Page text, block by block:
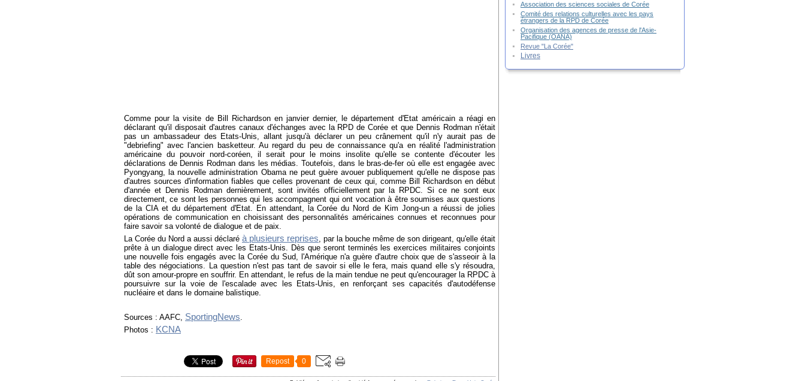
Comme pour la visite de Bill Richardson en janvier dernier, le département d'Etat américain a réagi en
déclarant qu'il disposait d'autres canaux d'échanges avec la RPD de Corée et que Dennis Rodman n'était
pas un ambassadeur des Etats-Unis, allant jusqu'à déclarer un peu crânement qu'il n'y aurait pas de
"debriefing" avec l'ancien basketteur. Au regard du peu de connaissance qu'a en réalité l'administration
américaine du pouvoir nord-coréen, il serait pour le moins insolite qu'elle se contente d'écouter les
déclarations de Dennis Rodman dans les médias. Toutefois, dans le bras-de-fer où elle est engagée avec
Pyongyang, la nouvelle administration Obama ne peut guère avouer publiquement qu'elle ne dispose pas
d'autres sources d'information fiables que celles provenant de ceux qui, comme Bill Richardson en début
d'année et Dennis Rodman dernièrement, sont invités officiellement par la RPDC. Si ce ne sont eux
directement, ce sont les personnes qui les accompagnent qui ont vocation à être soumises aux questions
de la CIA et du département d'Etat. En attendant, la Corée du Nord de Kim Jong-un a réussi de jolies
opérations de communication en choisissant des personnalités américaines connues et reconnues pour
faire savoir sa volonté de dialogue et de paix.
La Corée du Nord a aussi déclaré à plusieurs reprises , par la bouche même de son dirigeant, qu'elle était
prête à un dialogue direct avec les Etats-Unis. Dès que seront terminés les exercices militaires conjoints
une nouvelle fois engagés avec la Corée du Sud, l'Amérique n'a guère d'autre choix que de s'asseoir à la
table des négociations. La question n'est pas tant de savoir si elle le fera, mais quand elle s'y résoudra,
dût son amour-propre en souffrir. En attendant, le refus de la main tendue ne peut qu'encourager la RPDC à
poursuivre sur la voie de l'escalade avec les Etats-Unis, en renforçant ses capacités d'autodéfense
nucléaire et dans le domaine balistique.
Sources : AAFC, SportingNews
Photos : KCNA
Repost 0
Association des sciences sociales de Corée
Comité des relations culturelles avec les pays
étrangers de la RPD de Corée
Organisation des agences de presse de l'Asie-
Pacifique (OANA)
Revue "La Corée"
Livres